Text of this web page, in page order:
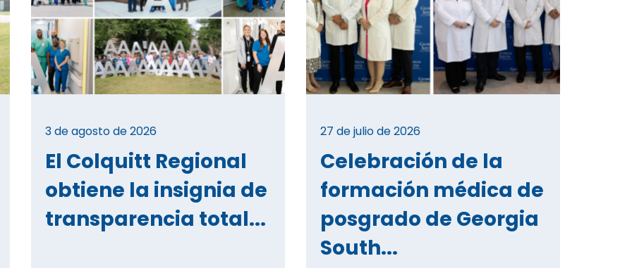
3 de agosto de 2026
El Colquitt Regional
obtiene la insignia de
transparencia total...
27 de julio de 2026
Celebración de la
formación médica de
posgrado de Georgia
South...